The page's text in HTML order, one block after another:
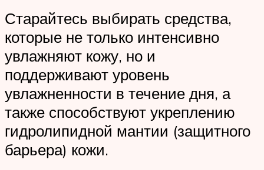
Старайтесь выбирать средства,
которые не только интенсивно
увлажняют кожу, но и
поддерживают уровень
увлажненности в течение дня, а
также способствуют укреплению
гидролипидной мантии (защитного
барьера) кожи.